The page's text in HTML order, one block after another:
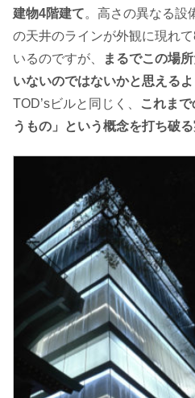
建物4階建て。高さの異なる設
の天井のラインが外観に現れ
いるのですが、
まるでこの場
いないのではないかと思える
TOD’sビルと同じく、
これま
うもの」という概念を打ち破